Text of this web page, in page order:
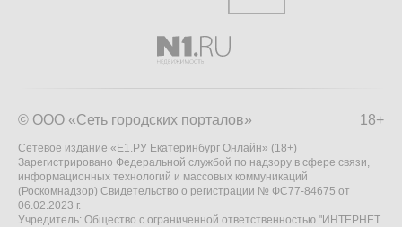
18+
© ООО «Сеть городских порталов»
Сетевое издание «Е1.РУ Екатеринбург Онлайн» (18+)
Зарегистрировано Федеральной службой по надзору в сфере связи,
информационных технологий и массовых коммуникаций
(Роскомнадзор) Свидетельство о регистрации № ФС77-84675 от
06.02.2023 г.
Учредитель: Общество с ограниченной ответственностью "ИНТЕРНЕТ